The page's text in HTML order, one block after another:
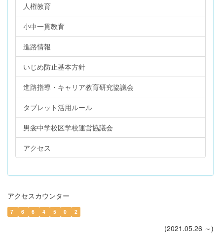
人権教育
小中一貫教育
進路情報
いじめ防止基本方針
進路指導・キャリア教育研究協議会
タブレット活用ルール
男衾中学校区学校運営協議会
アクセス
アクセスカウンター
7 6 6 4 5 0 2
(2021.05.26 ～)